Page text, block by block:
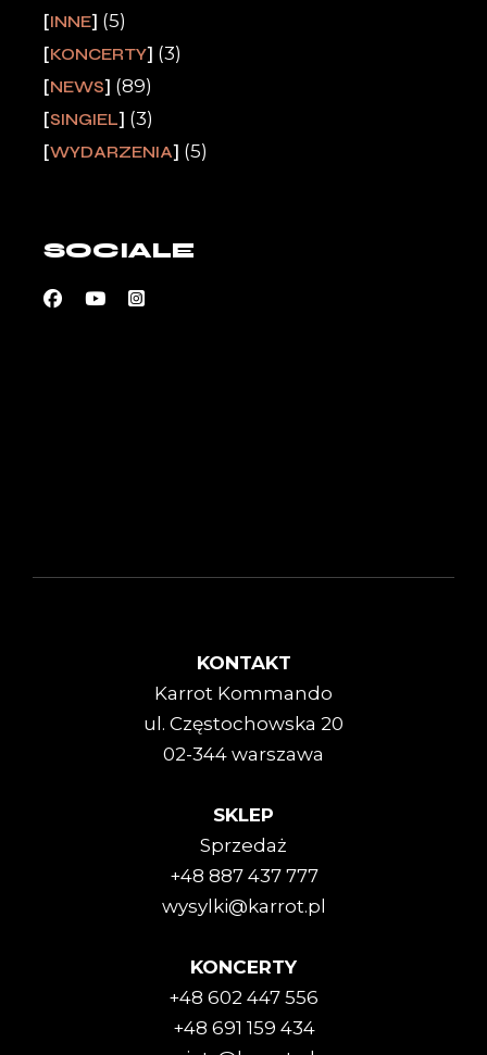
INNE (5)
KONCERTY (3)
NEWS (89)
SINGIEL (3)
WYDARZENIA (5)
SOCIALE
KONTAKT
Karrot Kommando
ul. Częstochowska 20
02-344 warszawa
SKLEP
Sprzedaż
+48 887 437 777
wysylki@karrot.pl
KONCERTY
+48 602 447 556
+48 691 159 434